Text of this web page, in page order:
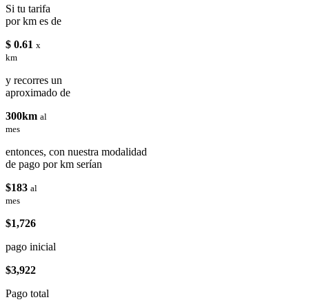
Si tu tarifa
por km es de
$ 0.61 x
km
y recorres un
aproximado de
300km al
mes
entonces, con nuestra modalidad
de pago por km serían
$183 al
mes
$1,726
pago inicial
$3,922
Pago total